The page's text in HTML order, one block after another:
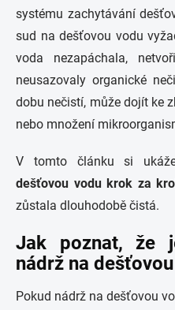
systému zachytávání
sud na dešťovou vodu
voda nezapáchala,
neusazovaly organické
dobu nečistí, může dojít ke
nebo množení
V tomto článku si
dešťovou vodu krok za
zůstala dlouhodobě čistá.
Jak poznat, že
nádrž na
Pokud nádrž na dešťovou